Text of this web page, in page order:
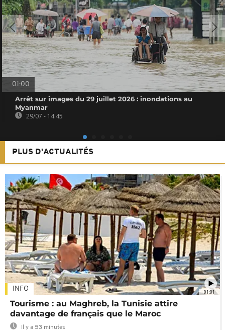
01:00
Arrêt sur images du 29 juillet 2026 : inondations au
Myanmar
29/07 - 14:45
PLUS D'ACTUALITÉS
01:01
INFO
Tourisme : au Maghreb, la Tunisie attire
davantage de français que le Maroc
Il y a 53 minutes